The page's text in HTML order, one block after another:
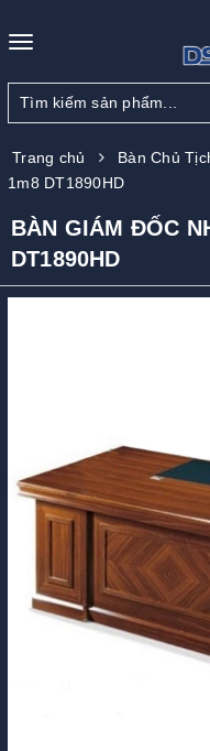
Toggle
Trang chủ Bàn Chủ
1m8 DT1890HD
BÀN GIÁM ĐỐC
DT1890HD